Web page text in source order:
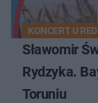
KONCERT U
Sławomir
Rydzyka.
Toruniu